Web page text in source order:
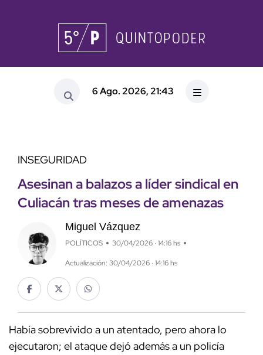
6 Ago. 2026, 21:43
INSEGURIDAD
Asesinan a balazos a líder sindical en
Culiacán tras meses de amenazas
Miguel Vázquez
POLÍTICOS 30/04/2026 · 14:16 hs
Actualización: 30/04/2026 · 14:16 hs
Había sobrevivido a un atentado, pero ahora lo
ejecutaron; el ataque dejó además a un policía